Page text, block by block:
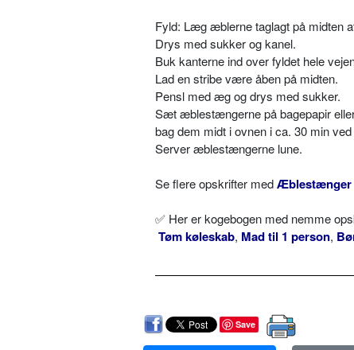
Fyld: Læg æblerne taglagt på midten
Drys med sukker og kanel.
Buk kanterne ind over fyldet hele
Lad en stribe være åben på midten.
Pensl med æg og drys med sukker.
Sæt æblestængerne på bagepapir
bag dem midt i ovnen i ca. 30 min ved
Server æblestængerne lune.
Se flere opskrifter medÆblestænger
✅ Her er kogebogen med nemme
Tøm køleskab, Mad til 1 person,
Save